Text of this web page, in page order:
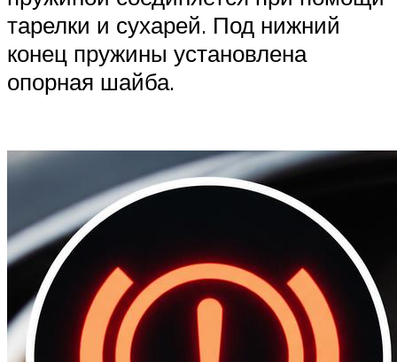
тарелки и сухарей. Под нижний
конец пружины установлена
опорная шайба.